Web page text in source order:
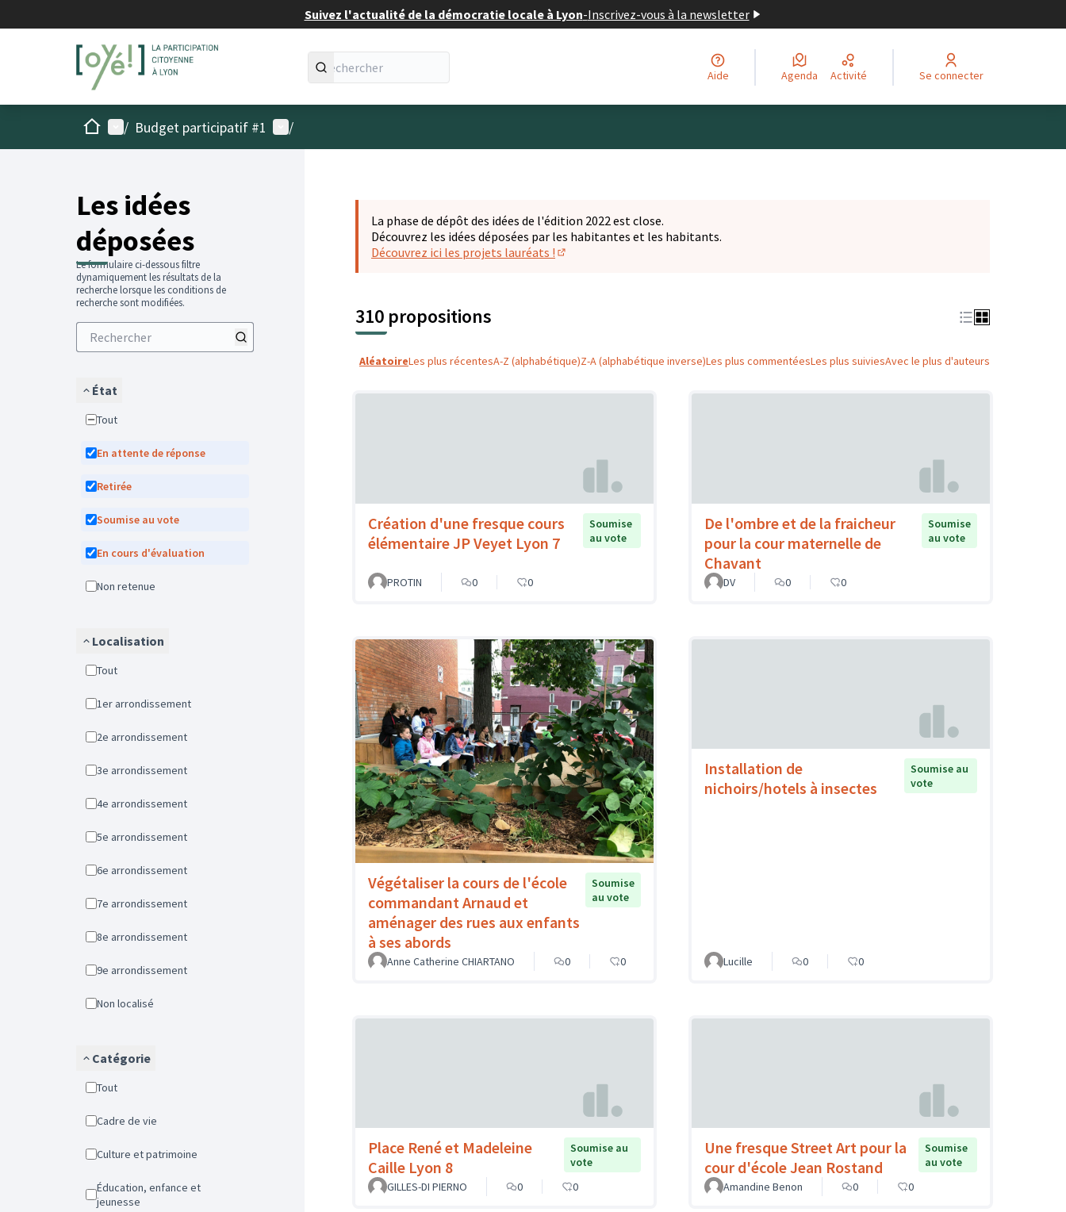
Suivez l'actualité de la démocratie locale à Lyon-Inscrivez-vous à la newsletter
Aide Agenda Activité Se connecter
AccueilMenu principal
/ Budget participatif #1 Menu utilisateur
/
Les idées
déposées
Le formulaire ci-dessous filtre
dynamiquement les résultats de la
recherche lorsque les conditions de
recherche sont modifiées.
État
Tout
En attente de réponse
Retirée
Soumise au vote
En cours d'évaluation
Non retenue
Localisation
Tout
1er arrondissement
2e arrondissement
3e arrondissement
4e arrondissement
5e arrondissement
6e arrondissement
7e arrondissement
8e arrondissement
9e arrondissement
Non localisé
Catégorie
Tout
Cadre de vie
Culture et patrimoine
Éducation, enfance et
jeunesse
La phase de dépôt des idées de l'édition 2022 est close.
Découvrez les idées déposées par les habitantes et les habitants.
Découvrez ici les projets lauréats !
310 propositions
AléatoireLes plus récentesA-Z (alphabétique)Z-A (alphabétique inverse)Les plus commentéesLes plus suiviesAvec le plus d'auteurs
Création d'une fresque cours
élémentaire JP Veyet Lyon 7
Soumise
au vote
PROTIN 0 0
De l'ombre et de la fraicheur
pour la cour maternelle de
Chavant
Soumise
au vote
DV 0 0
Végétaliser la cours de l'école
commandant Arnaud et
aménager des rues aux enfants
à ses abords
Soumise
au vote
Anne Catherine CHIARTANO 0 0
Installation de
nichoirs/hotels à insectes
Soumise au
vote
Lucille 0 0
Place René et Madeleine
Caille Lyon 8
Soumise au
vote
GILLES-DI PIERNO
0 0
Une fresque Street Art pour la
cour d'école Jean Rostand
Soumise
au vote
Amandine Benon
0 0